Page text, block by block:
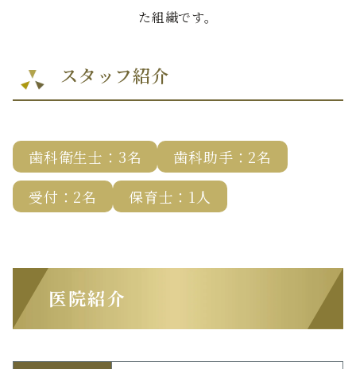
た組織です。
スタッフ紹介
歯科衛生士：3名
歯科助手：2名
受付：2名
保育士：1人
医院紹介